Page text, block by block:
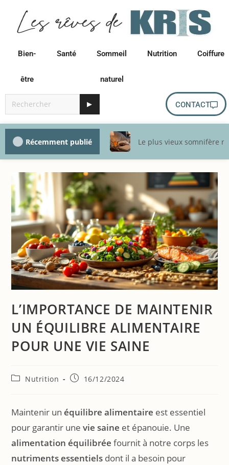
Bien-
être
Santé Sommeil
naturel
Nutrition Coiffure
▶ CONTACT
Récemment publié Le plus vieux somnifère
L’IMPORTANCE DE MAINTENIR
UN ÉQUILIBRE ALIMENTAIRE
POUR UNE VIE SAINE
Nutrition 16/12/2024
Maintenir unéquilibre alimentaire est essentiel
pour garantir unevie saine et épanouie. Une
alimentation équilibrée fournit à notre corps les
nutriments essentiels dont il a besoin pour